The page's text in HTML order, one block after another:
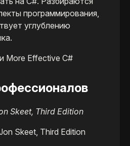
программирования,
углублению
Skeet, Third Edition